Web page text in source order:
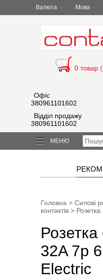
Валюта Мова
0 товар
Офіс
380961101602
Відділ продажу
380961101602
МЕНЮ
Головна > Силові
контактів >
32A 7p
Electric